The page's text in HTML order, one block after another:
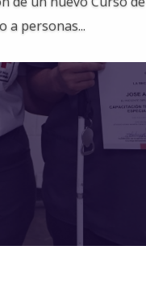
a personas...